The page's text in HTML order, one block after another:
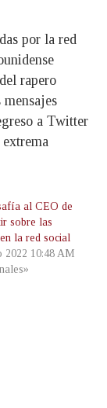
por la red
rapero
a Twitter
al CEO de
sobre las
la red social
2022 10:48 AM